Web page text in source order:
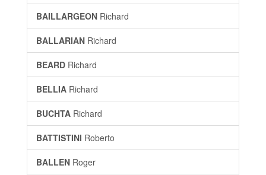
BAILLARGEON Richard
BALLARIAN Richard
BEARD Richard
BELLIA Richard
BUCHTA Richard
BATTISTINI Roberto
BALLEN Roger